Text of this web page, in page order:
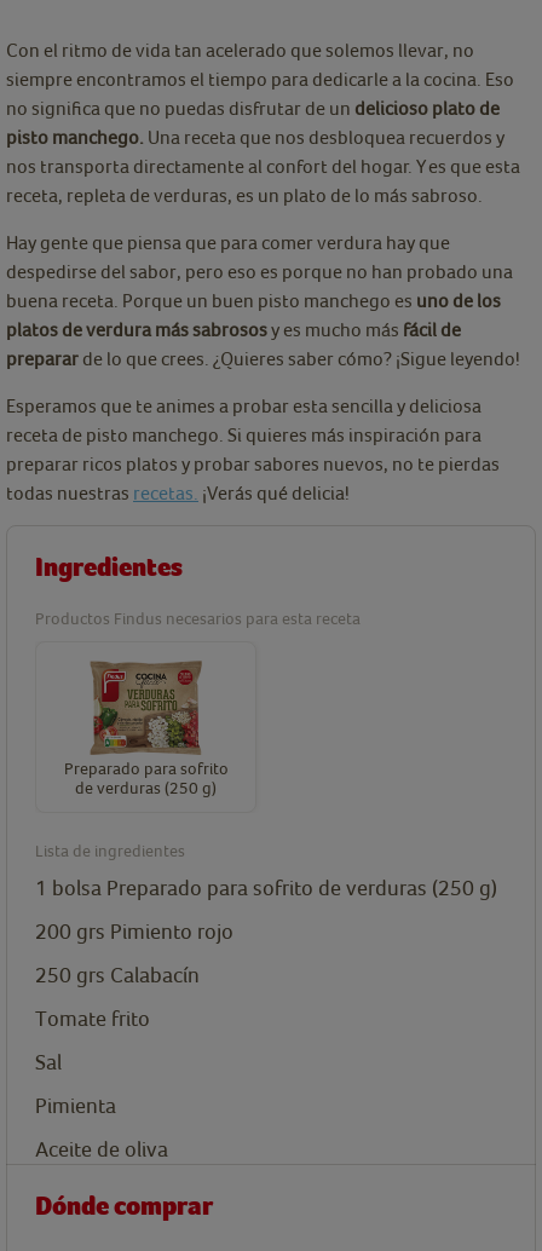
Con el ritmo de vida tan acelerado que solemos llevar, no
siempre encontramos el tiempo para dedicarle a la cocina. Eso
no significa que no puedas disfrutar de un delicioso plato de
pisto manchego. Una receta que nos desbloquea recuerdos y
nos transporta directamente al confort del hogar. Y es que esta
receta, repleta de verduras, es un plato de lo más sabroso.
Hay gente que piensa que para comer verdura hay que
despedirse del sabor, pero eso es porque no han probado una
buena receta. Porque un buen pisto manchego es uno de los
platos de verdura más sabrososy es mucho más fácil de
preparar de lo que crees. ¿Quieres saber cómo? ¡Sigue leyendo!
Esperamos que te animes a probar esta sencilla y deliciosa
receta de pisto manchego. Si quieres más inspiración para
preparar ricos platos y probar sabores nuevos, no te pierdas
todas nuestras recetas. ¡Verás qué delicia!
Ingredientes
Productos Findus necesarios para esta receta
Preparado para sofrito
de verduras (250 g)
Lista de ingredientes
1 bolsa Preparado para sofrito de verduras (250 g)
200 grs Pimiento rojo
250 grs Calabacín
Tomate frito
Sal
Pimienta
Aceite de oliva
Dónde comprar